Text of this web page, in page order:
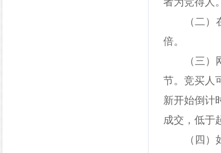
（二
倍。
（三
节。竞买人
新开始倒计
成交，低于
（四